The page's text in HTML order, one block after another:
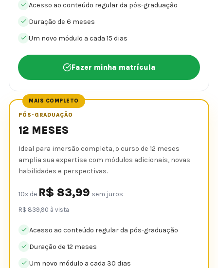
Acesso ao conteúdo regular da pós-graduação
Duração de 6 meses
Um novo módulo a cada 15 dias
Fazer minha matrícula
MAIS COMPLETO
PÓS-GRADUAÇÃO
12 MESES
Ideal para imersão completa, o curso de 12 meses
amplia sua expertise com módulos adicionais, novas
habilidades e perspectivas.
10x de R$ 83,99 sem juros
R$ 839,90 à vista
Acesso ao conteúdo regular da pós-graduação
Duração de 12 meses
Um novo módulo a cada 30 dias